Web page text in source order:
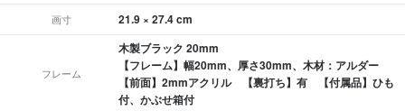
画寸 21.9 × 27.4 cm
フレーム
木製ブラック 20mm
【フレーム】幅20mm、厚さ30mm、木材：アルダー
【前面】2mmアクリル 【裏打ち】有 【付属品】ひも
付、かぶせ箱付